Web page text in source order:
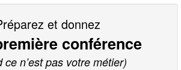
et donnez
conférence
ce n’est pas votre métier)